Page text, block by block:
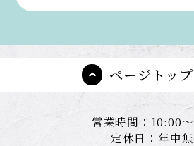
ページトッ
営業時間：10:00
定休日：年中